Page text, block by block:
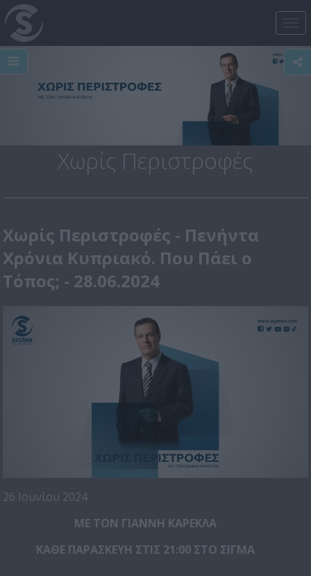
Χωρίς Περιστροφές
Χωρίς Περιστροφές - Πενήντα
Χρόνια Κυπριακό. Που Πάει ο
Τόπος; - 28.06.2024
26 Ιουνίου 2024
ΜΕ ΤΟΝ ΓΙΑΝΝΗ ΚΑΡΕΚΛΑ
ΚΑΘΕ ΠΑΡΑΣΚΕΥΗ ΣΤΙΣ 21:00 ΣΤΟ ΣΙΓΜΑ